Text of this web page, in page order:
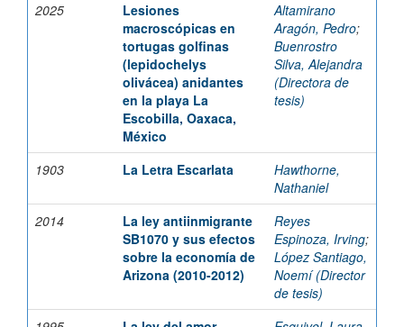
2025
Lesiones
macroscópicas en
tortugas golfinas
(lepidochelys
olivácea) anidantes
en la playa La
Escobilla, Oaxaca,
México
Altamirano
Aragón, Pedro;
Buenrostro
Silva, Alejandra
(Directora de
tesis)
1903 La Letra Escarlata
Hawthorne,
Nathaniel
2014
La ley antiinmigrante
SB1070 y sus efectos
sobre la economía de
Arizona (2010-2012)
Reyes
Espinoza, Irving;
López Santiago,
Noemí (Director
de tesis)